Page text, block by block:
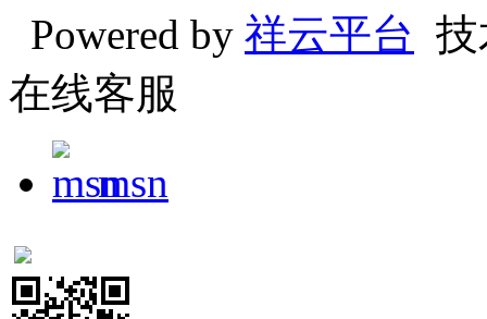
Powered by 祥云平台
在线客服
msn